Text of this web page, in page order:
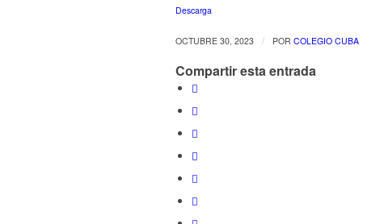
Descarga
OCTUBRE 30, 2023 / POR COLEGIO CUBA
Compartir esta entrada